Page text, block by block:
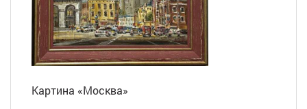
Картина «Москва»